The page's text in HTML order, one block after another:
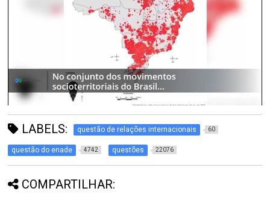
LABELS: questão de relações internacionais 60
questão do enade 4742 questões 22076
COMPARTILHAR: